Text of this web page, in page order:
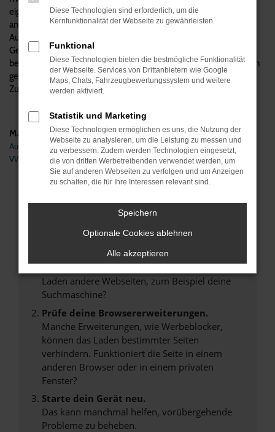
eignet sich dieses Modell ausgezeichnet und überzeugt unter
anderem durch seine Langlebigkeit und Qualität. Bei Reinhardt
Automobile verstehen wir uns als Experten für Audi
Gebrauchtwagen, was natürlich auch den A8 einschließt. Wir
beraten kompetent und vom Hersteller unabhängig, beantworten
gerne Ihre Fragen und übernehmen auf Wunsch auch den
Zulassungsservice und die Lieferung direkt zu Ihnen nach Berlin.
Marken
Audi
VW
Beim Laden ist ein Fehler aufgetreten.
Hier sind ein paar Tipps, die dir helfen können:
Überprüfe deine Firewall und deine
Internetverbindung.
Laden andere Webseiten, zum Beispiel deine
Suchmaschine?
Prüfe deine Browsererweiterungen.
Manche Erweiterungen, wie Werbeblocker,
können das Laden bestimmter Seiten
verhindern. Funktioniert die Seite in einem
anderen Browser oder in einem privaten
Fenster?
Starte dein Gerät neu.
Das kann manchmal helfen, vorübergehende
Probleme zu beheben.
Diese Technologien sind erforderlich, um die
Kernfunktionalität der Webseite zu gewährleisten.
Funktional
Diese Technologien bieten die bestmögliche Funktionalität
der Webseite. Services von Drittanbietern wie Google
Maps, Chats, Fahrzeugbewertungssystem und weitere
werden aktiviert.
Statistik und Marketing
Diese Technologien ermöglichen es uns, die Nutzung der
Webseite zu analysieren, um die Leistung zu messen und
zu verbessern. Zudem werden Technologien eingesetzt,
die von dritten Werbetreibenden verwendet werden, um
Sie auf anderen Webseiten zu verfolgen und um Anzeigen
zu schalten, die für Ihre Interessen relevant sind.
Speichern
Optionale Cookies ablehnen
Alle akzeptieren